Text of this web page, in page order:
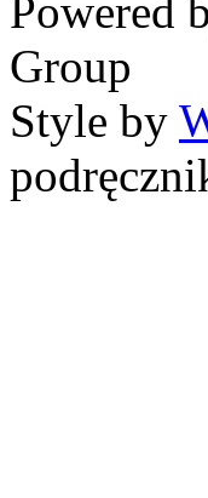
Powered
Group
Style by